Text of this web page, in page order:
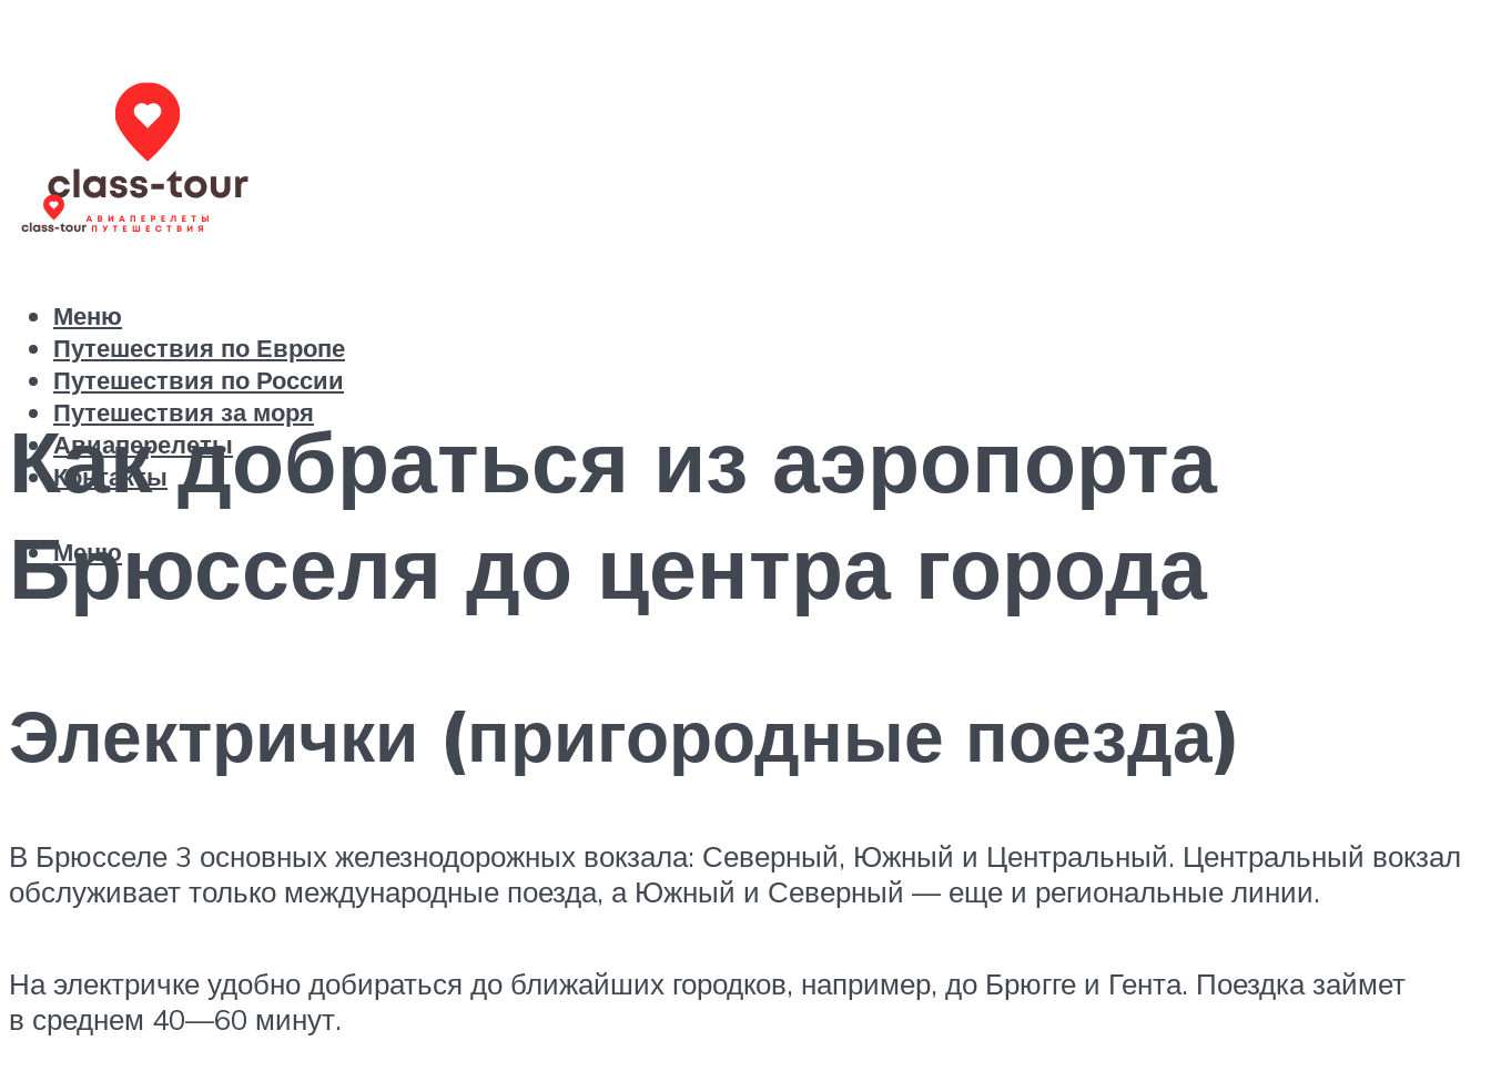
Путешествия по Европе
Путешествия по России
Путешествия за моря
Авиаперелеты
Контакты
Меню
Меню
Как добраться из аэропорта
Брюсселя до центра города
Электрички (пригородные поезда)
В Брюсселе 3 основных железнодорожных вокзала: Северный, Южный и Центральный. Центральный вокзал
обслуживает только международные поезда, а Южный и Северный — еще и региональные линии.
На электричке удобно добираться до ближайших городков, например, до Брюгге и Гента. Поездка займет
в среднем 40—60 минут.